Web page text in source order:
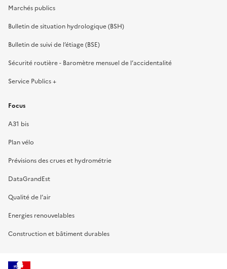
Marchés publics
Bulletin de situation hydrologique (BSH)
Bulletin de suivi de l’étiage (BSE)
Sécurité routière - Baromètre mensuel de l’accidentalité
Service Publics +
Focus
A31 bis
Plan vélo
Prévisions des crues et hydrométrie
DataGrandEst
Qualité de l’air
Energies renouvelables
Construction et bâtiment durables